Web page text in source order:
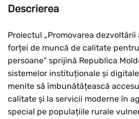
Descrierea
Proiectul „Promovarea
forței de muncă de calitate
persoane” sprijină Republica
sistemelor instituționale și
menite să îmbunătățească
calitate și la servicii moderne în
special pe populațiile rurale